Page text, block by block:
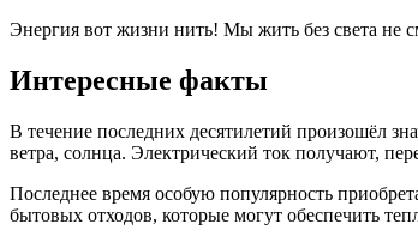
Энергия вот жизни нить! Мы жить без света не
Интересные факты
В течение последних десятилетий произошёл
ветра, солнца. Электрический ток получают,
Последнее время особую популярность
бытовых отходов, которые могут обеспечить